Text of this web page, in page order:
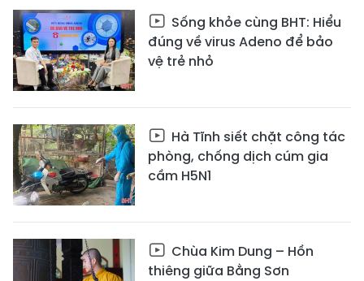
Sống khỏe cùng BHT: Hiểu
đúng về virus Adeno để bảo
vệ trẻ nhỏ
Hà Tĩnh siết chặt công tác
phòng, chống dịch cúm gia
cầm H5N1
Chùa Kim Dung – Hồn
thiêng giữa Bằng Sơn